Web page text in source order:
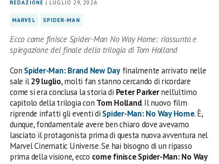
REDAZIONE | LUGLIO 29, 2026
MARVEL SPIDER-MAN
Ecco come finisce Spider-Man No Way Home: riassunto e
spiegazione del finale della trilogia di Tom Holland
Con Spider-Man: Brand New Dayfinalmente arrivato nelle
sale il29 luglio, molti fan stanno cercando di ricordare
come si era conclusa la storia di Peter Parkernell’ultimo
capitolo della trilogia con Tom Holland. Il nuovo film
riprende infatti gli eventi di Spider-Man: No Way Home. È,
dunque, fondamentale avere ben chiaro dove avevamo
lasciato il protagonista prima di questa nuova avventura nel
Marvel Cinematic Universe. Se hai bisogno di un ripasso
prima della visione, ecco come finisce Spider-Man: No Way